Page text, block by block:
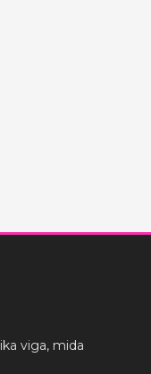
viga, mida